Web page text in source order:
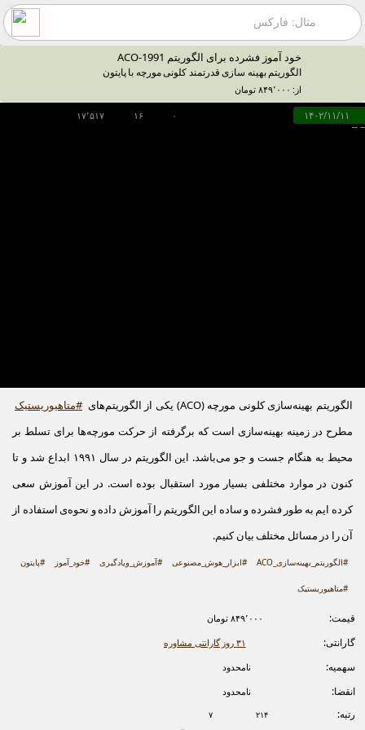
خود آموز فشرده‌ برای الگوریتم ACO-1991
الگوریتم بهینه سازی قدرتمند کلونی مورچه‌ با پایتون
از: ۸۴۹٬۰۰۰ تومان
۱۴۰۲/۱۱/۱۱ ۰ ۱۶ ۱۷٬۵۱۷
الگوریتم بهینه‌سازی کلونی مورچه (ACO) یکی از الگوریتم‌های
#متاهیوریستیک
مطرح در زمینه بهینه‌سازی است که برگرفته از حرکت مورچه‌ها برای تسلط بر
محیط به هنگام جست و جو می‌باشد. این الگوریتم در سال ۱۹۹۱ ابداع شد و تا
کنون در موارد مختلفی بسیار مورد استقبال بوده است. در این آموزش سعی
کرده ایم به طور فشرده و ساده این الگوریتم را آموزش داده و نحوه‌ی استفاده از
آن را در مسائل مختلف بیان کنیم.
#الگوریتم_بهینه‌سازی_ACO #ابزار_هوش_مصنوعی #آموزش_ویادگیری #خود_آموز #پایتون
#متاهیوریستیک
قیمت: ۸۴۹٬۰۰۰ تومان
گارانتی: ۳۱ روز گارانتی مشاوره
سهمیه: نامحدود
انقضا: نامحدود
رتبه: ۲۱۴ ۷